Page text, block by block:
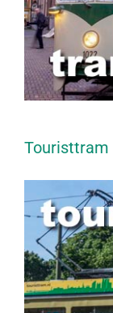
Touristtram